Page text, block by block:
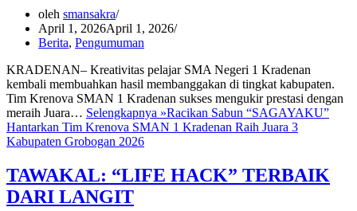
oleh smansakra
April 1, 2026April 1, 2026
Berita, Pengumuman
KRADENAN– Kreativitas pelajar SMA Negeri 1 Kradenan
kembali membuahkan hasil membanggakan di tingkat kabupaten.
Tim Krenova SMAN 1 Kradenan sukses mengukir prestasi dengan
meraih Juara… Selengkapnya »Racikan Sabun “SAGAYAKU”
Hantarkan Tim Krenova SMAN 1 Kradenan Raih Juara 3
Kabupaten Grobogan 2026
TAWAKAL: “LIFE HACK” TERBAIK
DARI LANGIT